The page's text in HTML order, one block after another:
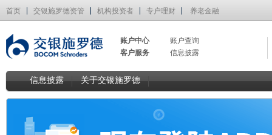
首页 交银施罗德资管 机构投资者 专户理财 养老金融
账户中心
账户查询
客户服务
信息披露
信息披露 关于交银施罗德